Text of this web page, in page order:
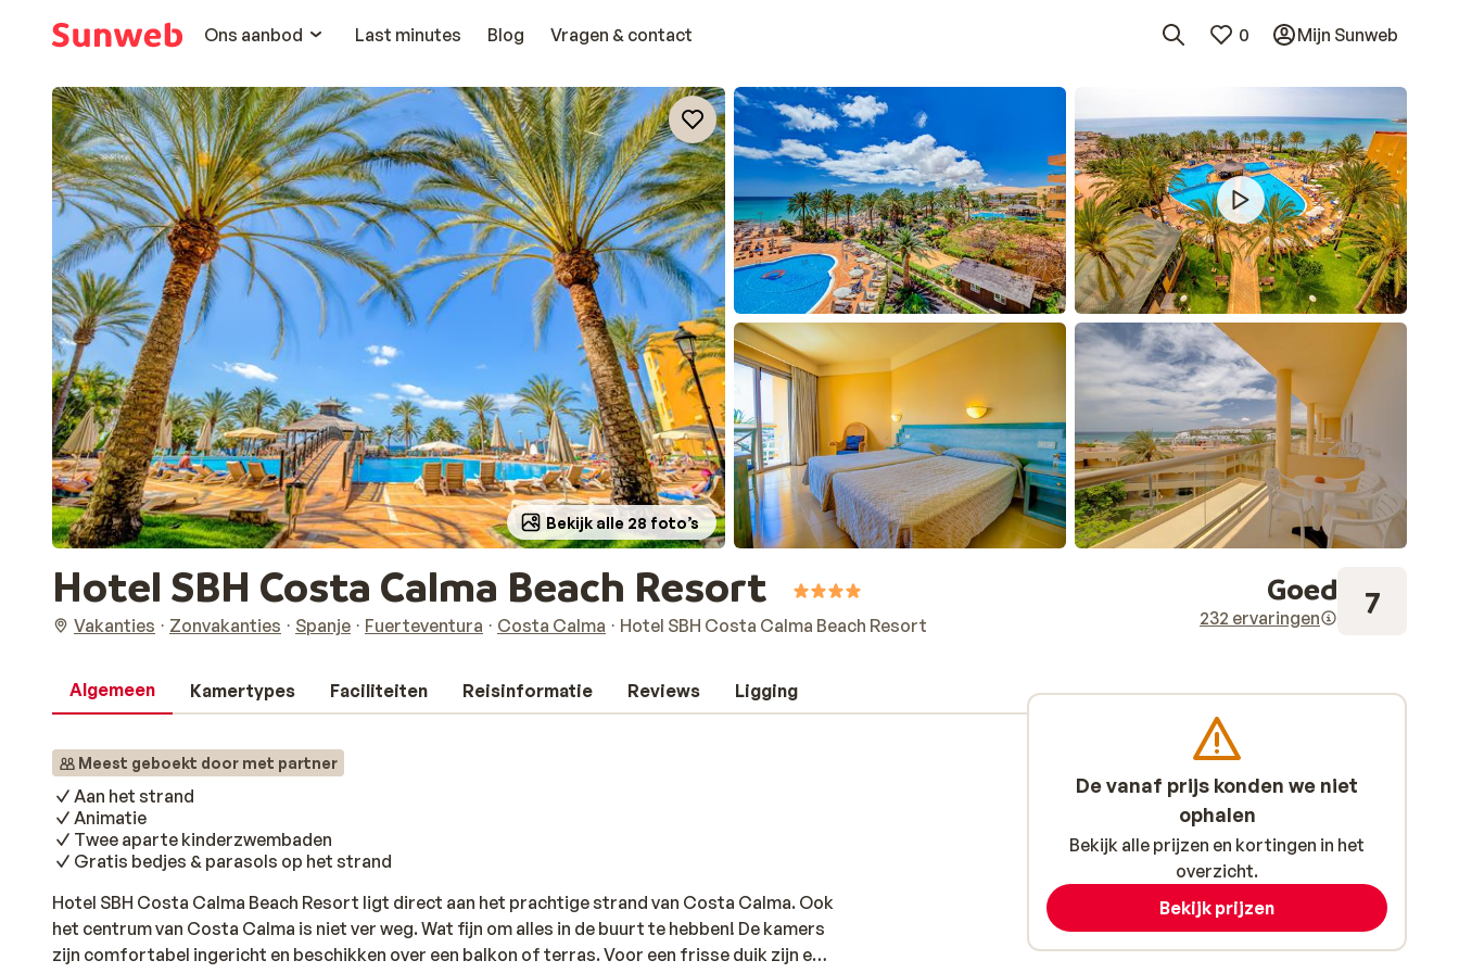
Ons aanbod
Last minutes Blog Vragen & contact 0 Mijn Sunweb
Bekijk alle 28 foto’s
Hotel SBH Costa Calma Beach Resort
Vakanties Zonvakanties Spanje Fuerteventura Costa Calma Hotel SBH Costa Calma Beach Resort
Goed
232 ervaringen 7
Algemeen Kamertypes Faciliteiten Reisinformatie Reviews Ligging
Meest geboekt door met partner
Aan het strand
Animatie
Twee aparte kinderzwembaden
Gratis bedjes & parasols op het strand
Hotel SBH Costa Calma Beach Resort ligt direct aan het prachtige strand van Costa Calma. Ook
het centrum van Costa Calma is niet ver weg. Wat fijn om alles in de buurt te hebben! De kamers
zijn comfortabel ingericht en beschikken over een balkon of terras. Voor een frisse duik zijn er
De vanaf prijs konden we niet
ophalen
Bekijk alle prijzen en kortingen in het
overzicht.
Bekijk prijzen